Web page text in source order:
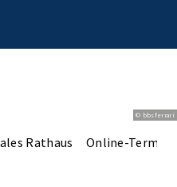
© bbsferrari
Rathaus Online-